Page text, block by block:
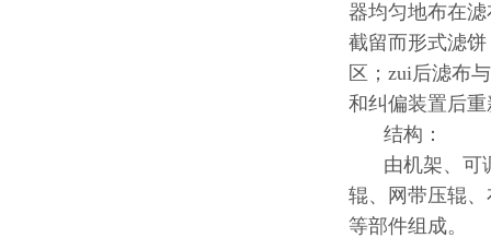
器均匀地布在
截留而形式滤
区；zui后滤布
和纠偏装置后
结构：
由机架、可
辊、网带压辊
等部件组成。